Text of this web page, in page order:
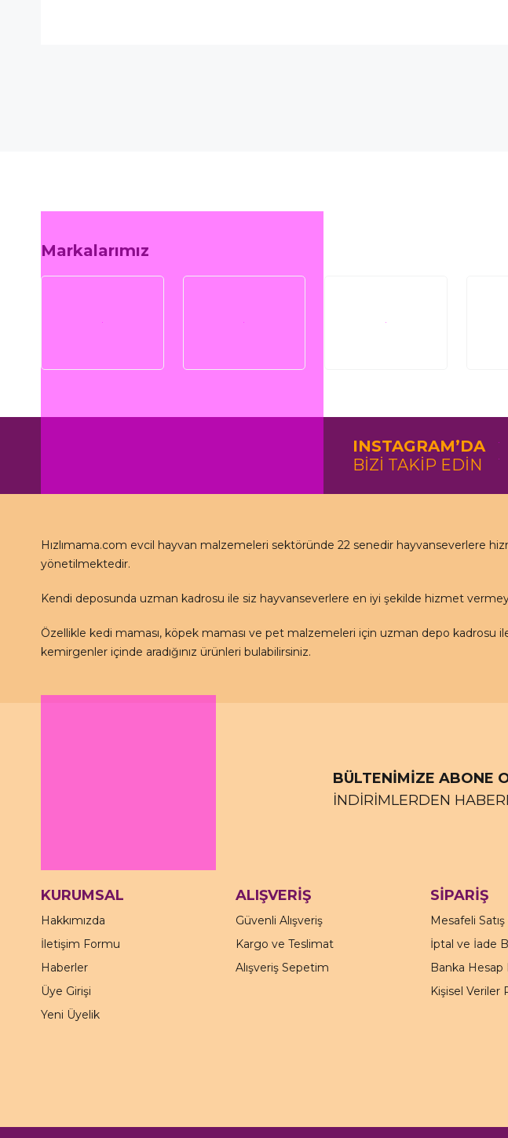
Markalarımız
INSTAGRAM’DA
BİZİ TAKİP EDİN
Hızlımama.com evcil hayvan malzemeleri sektöründe 22 senedir hayvanseverlere
yönetilmektedir.
Kendi deposunda uzman kadrosu ile siz hayvanseverlere en iyi şekilde hizmet
Özellikle kedi maması, köpek maması ve pet malzemeleri için uzman depo kadrosu
kemirgenler içinde aradığınız ürünleri bulabilirsiniz.
BÜLTENİMİZE ABONE
İNDİRİMLERDEN
KURUMSAL
Hakkımızda
İletişim Formu
Haberler
Üye Girişi
Yeni Üyelik
ALIŞVERİŞ
Güvenli Alışveriş
Kargo ve Teslimat
Alışveriş Sepetim
SİPARİŞ
Mesafeli
İptal ve İade
Banka Hesap
Kişisel Veriler